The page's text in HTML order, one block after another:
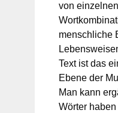
von
menschliche
Text ist das
Ebene der
Man kann
Wörter